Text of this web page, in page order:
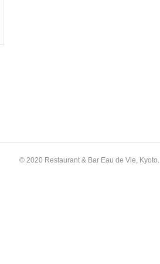
© 2020 Restaurant & Bar Eau de Vie, Kyoto.